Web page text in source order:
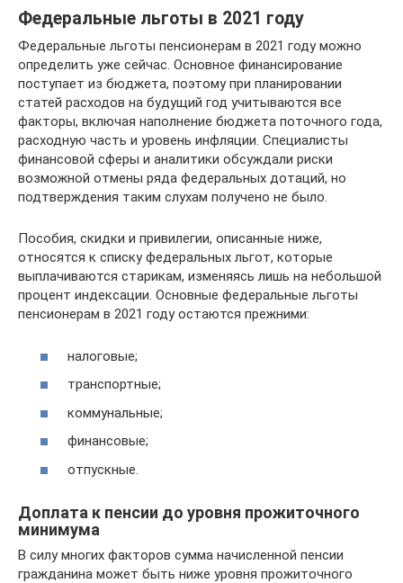
Федеральные льготы в 2021 году
Федеральные льготы пенсионерам в 2021 году можно
определить уже сейчас. Основное финансирование
поступает из бюджета, поэтому при планировании
статей расходов на будущий год учитываются все
факторы, включая наполнение бюджета поточного года,
расходную часть и уровень инфляции. Специалисты
финансовой сферы и аналитики обсуждали риски
возможной отмены ряда федеральных дотаций, но
подтверждения таким слухам получено не было.
Пособия, скидки и привилегии, описанные ниже,
относятся к списку федеральных льгот, которые
выплачиваются старикам, изменяясь лишь на небольшой
процент индексации. Основные федеральные льготы
пенсионерам в 2021 году остаются прежними:
налоговые;
транспортные;
коммунальные;
финансовые;
отпускные.
Доплата к пенсии до уровня прожиточного
минимума
В силу многих факторов сумма начисленной пенсии
гражданина может быть ниже уровня прожиточного